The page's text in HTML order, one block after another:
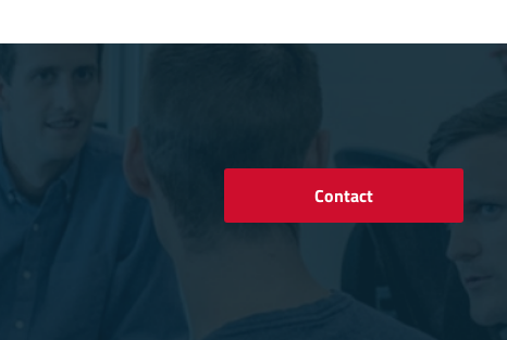
Contact